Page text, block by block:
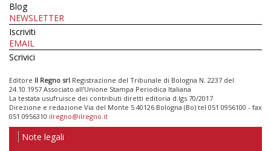
Blog
NEWSLETTER
Iscriviti
EMAIL
Scrivici
Editore Il Regno srl Registrazione del Tribunale di Bologna N. 2237 del
24.10.1957 Associato all’Unione Stampa Periodica Italiana
La testata usufruisce dei contributi diretti editoria d.lgs 70/2017
Direzione e redazione Via del Monte 5 40126 Bologna (Bo) tel 051 0956100 - fax
051 0956310 ilregno@ilregno.it
Note legali